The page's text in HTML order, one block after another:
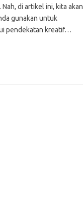
di artikel ini, kita akan
gunakan untuk
pendekatan kreatif…